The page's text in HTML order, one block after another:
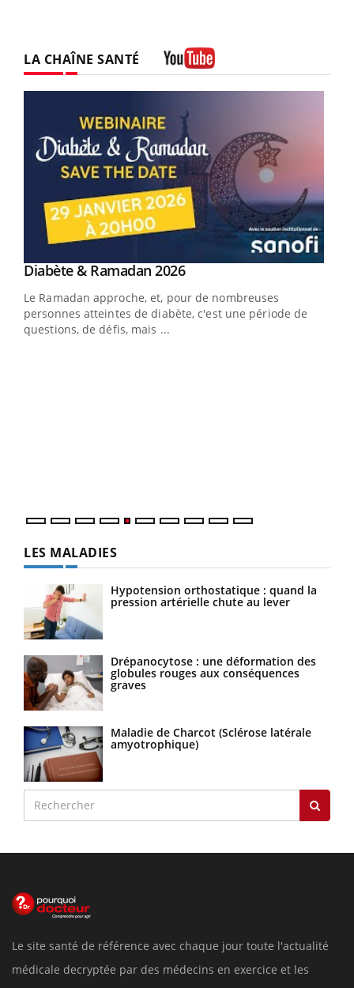
LA CHAÎNE SANTÉ
Youtube
Diabète & Ramadan 2026Youtube
Le Ramadan approche, et, pour de nombreuses
personnes atteintes de diabète, c'est une période de
questions, de défis, mais ...
LES MALADIES
Hypotension orthostatique : quand la
pression artérielle chute au lever
Drépanocytose : une déformation des
globules rouges aux conséquences
graves
Maladie de Charcot (Sclérose latérale
amyotrophique)
Le site santé de référence avec chaque jour toute l'actualité
médicale decryptée par des médecins en exercice et les